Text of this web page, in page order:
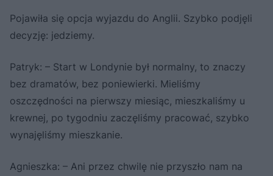
Pojawiła się opcja wyjazdu do Anglii. Szybko podjęli
decyzję: jedziemy.
Patryk: – Start w Londynie był normalny, to znaczy
bez dramatów, bez poniewierki. Mieliśmy
oszczędności na pierwszy miesiąc, mieszkaliśmy u
krewnej, po tygodniu zaczęliśmy pracować, szybko
wynajęliśmy mieszkanie.
Agnieszka: – Ani przez chwilę nie przyszło nam na